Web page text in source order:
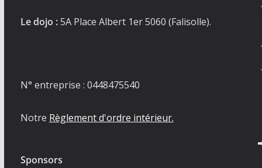
Le dojo :5A Place Albert 1er 5060 (Falisolle).
N° entreprise : 0448475540
Notre Règlement d'ordre intérieur.
Sponsors